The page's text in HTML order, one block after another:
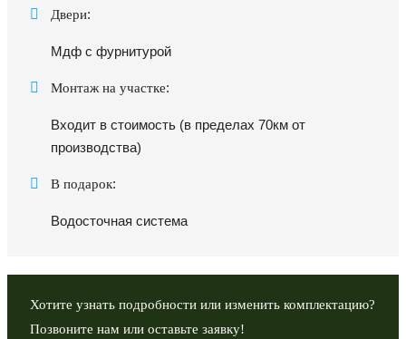
Двери:
Мдф с фурнитурой
Монтаж на участке:
Входит в стоимость (в пределах 70км от
производства)
В подарок:
Водосточная система
Хотите узнать подробности или изменить комплектацию?
Позвоните нам или оставьте заявку!